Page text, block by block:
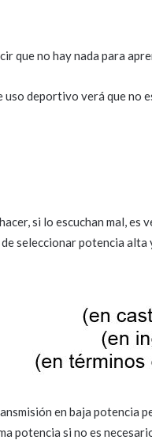
que no hay nada para
uso deportivo verá que no
si lo escuchan mal,
seleccionar potencia alta
en baja potencia
potencia si no es